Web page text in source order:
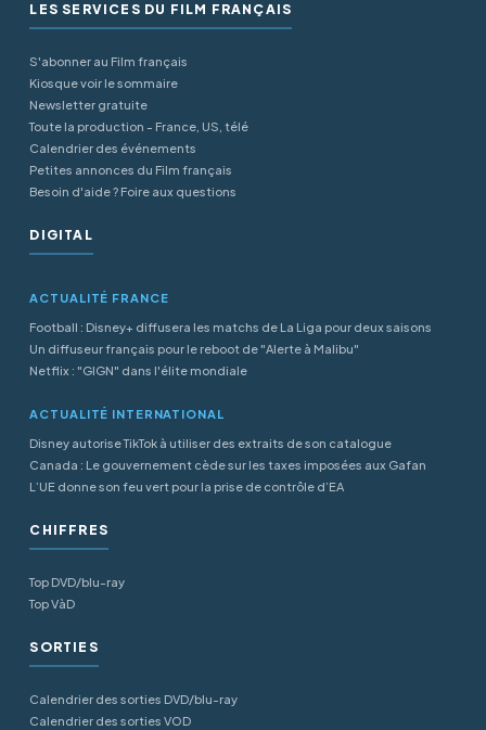
LES SERVICES DU FILM FRANÇAIS
S'abonner au Film français
Kiosque voir le sommaire
Newsletter gratuite
Toute la production - France, US, télé
Calendrier des événements
Petites annonces du Film français
Besoin d'aide ? Foire aux questions
DIGITAL
ACTUALITÉ FRANCE
Football : Disney+ diffusera les matchs de La Liga pour deux saisons
Un diffuseur français pour le reboot de "Alerte à Malibu"
Netflix : "GIGN" dans l'élite mondiale
ACTUALITÉ INTERNATIONAL
Disney autorise TikTok à utiliser des extraits de son catalogue
Canada : Le gouvernement cède sur les taxes imposées aux Gafan
L’UE donne son feu vert pour la prise de contrôle d’EA
CHIFFRES
Top DVD/blu-ray
Top VàD
SORTIES
Calendrier des sorties DVD/blu-ray
Calendrier des sorties VOD